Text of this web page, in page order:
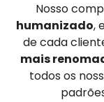
Nosso
humanizado,
de cada
mais
todos os